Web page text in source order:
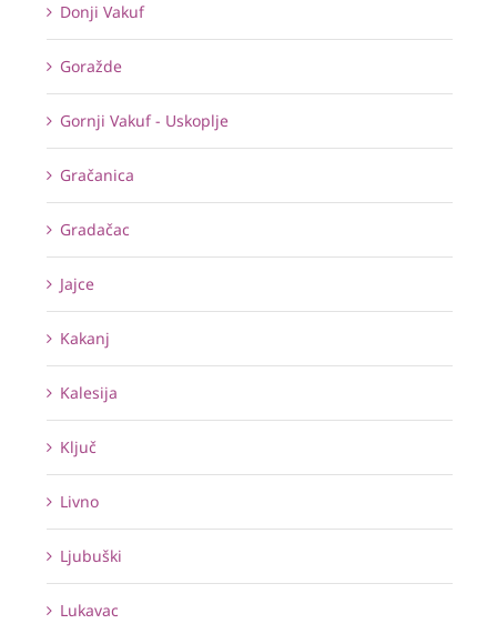
Donji Vakuf
Goražde
Gornji Vakuf - Uskoplje
Gračanica
Gradačac
Jajce
Kakanj
Kalesija
Ključ
Livno
Ljubuški
Lukavac